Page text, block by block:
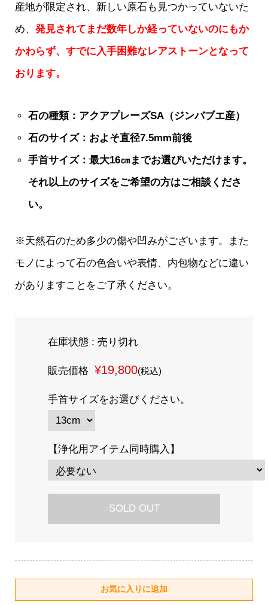
産地が限定され、新しい原石も見つかっていないた
め、 発見されてまだ数年しか経っていないのにもか
かわらず、すでに入手困難なレアストーンとなって
おります。
石の種類：アクアプレーズSA（ジンバブエ産）
石のサイズ：およそ直径7.5mm前後
手首サイズ：最大16㎝までお選びいただけます。
それ以上のサイズをご希望の方はご相談くださ
い。
※天然石のため多少の傷や凹みがございます。また
モノによって石の色合いや表情、内包物などに違い
がありますことをご了承ください。
在庫状態 : 売り切れ
販売価格 ¥19,800(税込)
手首サイズをお選びください。
【浄化用アイテム同時購入】
SOLD OUT